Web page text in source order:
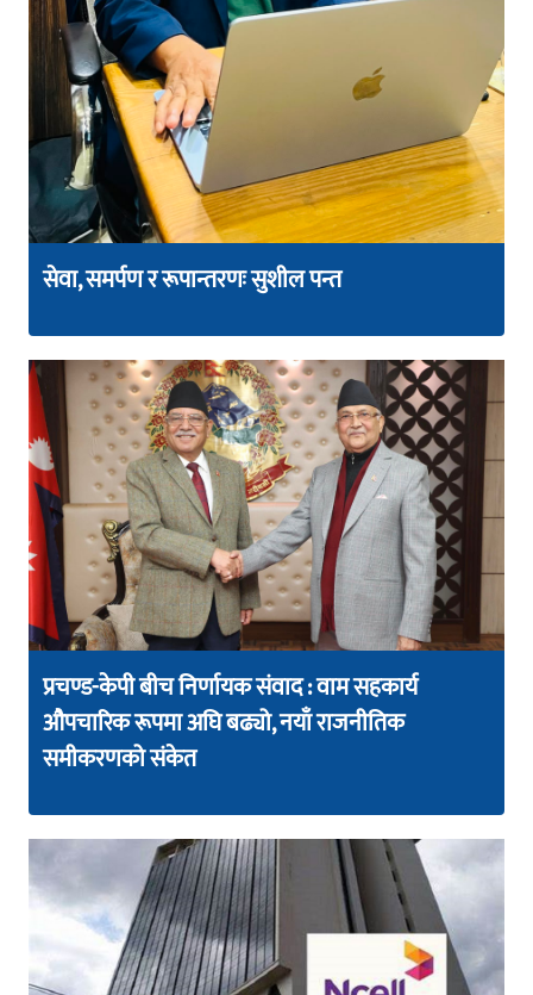
सेवा, समर्पण र रूपान्तरणः सुशील पन्त
प्रचण्ड-केपी बीच निर्णायक संवाद : वाम सहकार्य
औपचारिक रूपमा अघि बढ्यो, नयाँ राजनीतिक
समीकरणको संकेत